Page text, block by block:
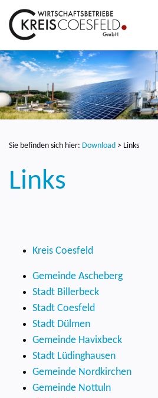
Sie befinden sich hier: Download > Links
Links
Kreis Coesfeld
Gemeinde Ascheberg
Stadt Billerbeck
Stadt Coesfeld
Stadt Dülmen
Gemeinde Havixbeck
Stadt Lüdinghausen
Gemeinde Nordkirchen
Gemeinde Nottuln